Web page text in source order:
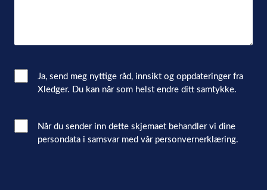
Email
Consent
Ja, send meg nyttige råd, innsikt og oppdateringer fra
Xledger. Du kan når som helst endre ditt samtykke.
Interacted
Når du sender inn dette skjemaet behandler vi dine
persondata i samsvar med vår personvernerklæring.